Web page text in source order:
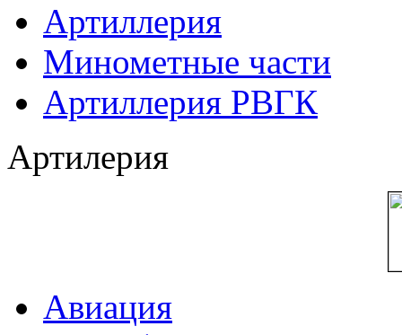
Артиллерия
Минометные части
Артиллерия РВГК
Артилерия
Авиация